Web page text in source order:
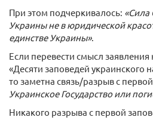
При этом подчеркивалось: «Сила
Украины не в юридической
единстве Украины».
Если перевести смысл заявления
«Десяти заповедей украинского
то заметна связь/разрыв с
Украинское Государство или
Никакого разрыва с первой